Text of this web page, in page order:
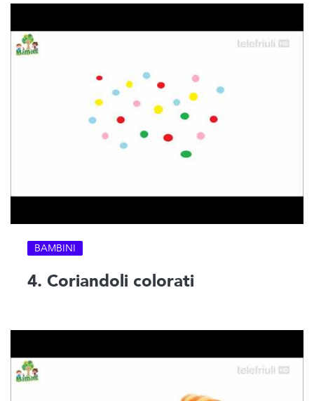
BAMBINI
4. Coriandoli colorati